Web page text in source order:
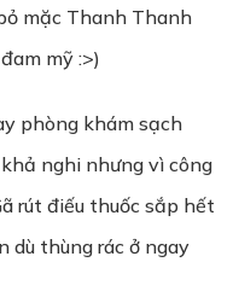
mặc Thanh Thanh
mỹ :>)
phòng khám sạch
nghi nhưng vì công
rút điếu thuốc sắp hết
dù thùng rác ở ngay